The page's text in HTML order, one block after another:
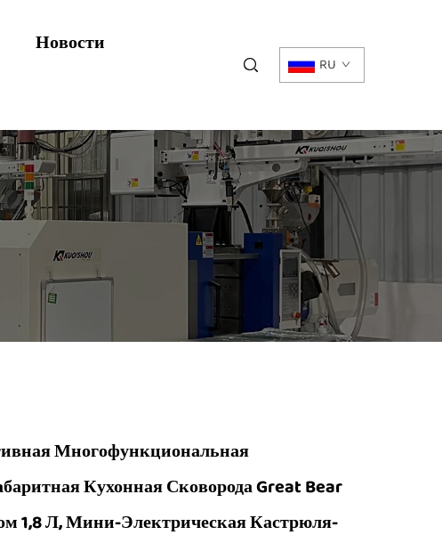
Новости
RU
Многофункциональная
Кухонная Сковорода Great Bear
1,8 Л, Мини-Электрическая Кастрюля-